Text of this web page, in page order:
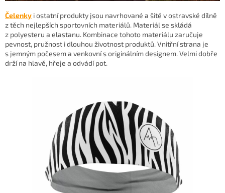
Čelenky i ostatní produkty jsou navrhované a šité v ostravské dílně
z těch nejlepších sportovních materiálů. Materiál se skládá
z polyesteru a elastanu. Kombinace tohoto materiálu zaručuje
pevnost, pružnost i dlouhou životnost produktů. Vnitřní strana je
s jemným počesem a venkovní s originálním designem. Velmi dobře
drží na hlavě, hřeje a odvádí pot.